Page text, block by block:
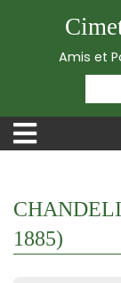
Amis et
1885)